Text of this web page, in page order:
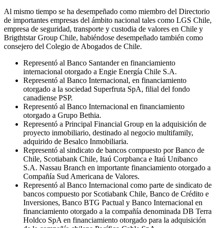
Al mismo tiempo se ha desempeñado como miembro del Directorio
de importantes empresas del ámbito nacional tales como LGS Chile,
empresa de seguridad, transporte y custodia de valores en Chile y
Brigthtstar Group Chile, habiéndose desempeñado también como
consejero del Colegio de Abogados de Chile.
Representó al Banco Santander en financiamiento
internacional otorgado a Engie Energía Chile S.A.
Representó al Banco Internacional, en financiamiento
otorgado a la sociedad Superfruta SpA, filial del fondo
canadiense PSP.
Representó al Banco Internacional en financiamiento
otorgado a Grupo Bethia.
Representó a Principal Financial Group en la adquisición de
proyecto inmobiliario, destinado al negocio multifamily,
adquirido de Besalco Inmobiliaria.
Representó al sindicato de bancos compuesto por Banco de
Chile, Scotiabank Chile, Itaú Corpbanca e Itaú Unibanco
S.A. Nassau Branch en importante financiamiento otorgado a
Compañía Sud Americana de Valores.
Representó al Banco Internacional como parte de sindicato de
bancos compuesto por Scotiabank Chile, Banco de Crédito e
Inversiones, Banco BTG Pactual y Banco Internacional en
financiamiento otorgado a la compañía denominada DB Terra
Holdco SpA en financiamiento otorgado para la adquisición